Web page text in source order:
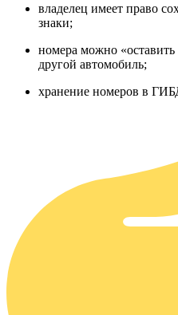
владелец имеет право
знаки;
номера можно «оставить
другой автомобиль;
хранение номеров в